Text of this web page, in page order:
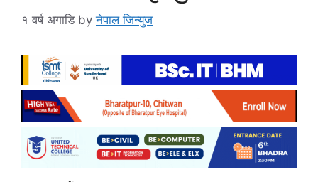
१ वर्ष अगाडि byनेपाल जिन्युज